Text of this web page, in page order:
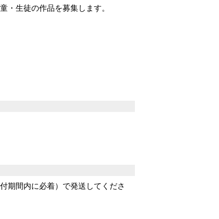
生徒の作品を募集します。
期間内に必着）で発送してくださ